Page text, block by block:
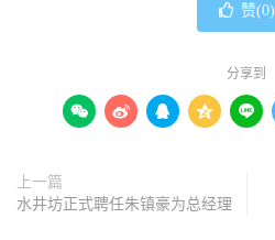
赞(0)
分享到
    
上一篇
水井坊正式聘任朱镇豪为总经理